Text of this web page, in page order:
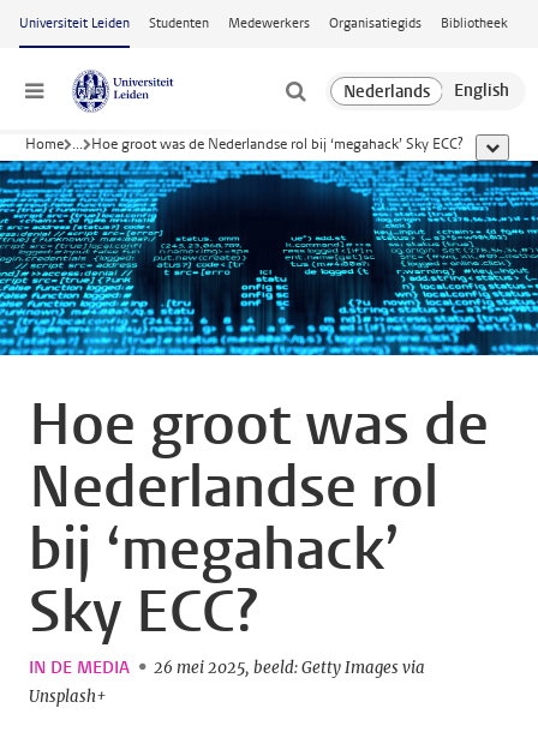
Ga naar hoofdinhoud
Universiteit Leiden Studenten Medewerkers Organisatiegids Bibliotheek
Menu
Home ... Hoe groot was de Nederlandse rol bij ‘megahack’ Sky ECC? toon
Hoe groot was de
Nederlandse rol
bij ‘megahack’
Sky ECC?
IN DE MEDIA 26 mei 2025 beeld: Getty Images via
Unsplash+